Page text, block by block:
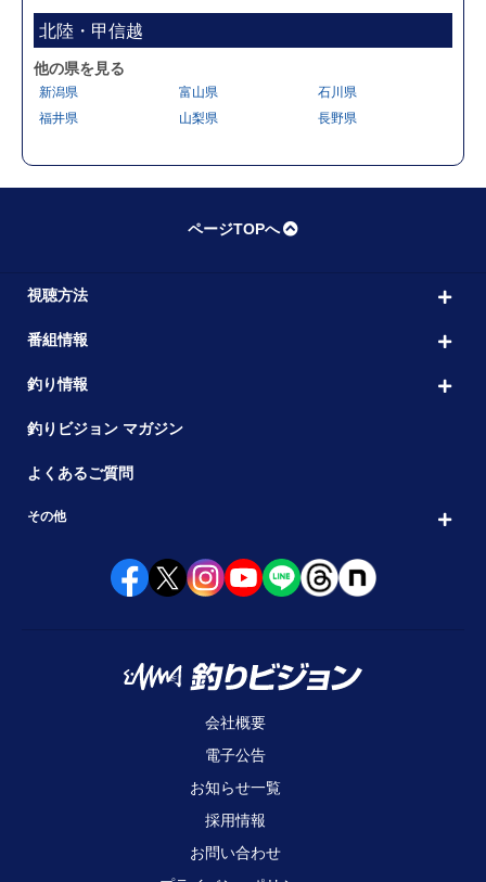
北陸・甲信越
他の県を見る
新潟県 富山県
石川県
福井県
山梨県 長野県
ページTOPへ
視聴方法
番組情報
釣り情報
釣りビジョン マガジン
よくあるご質問
その他
会社概要
電子公告
お知らせ一覧
採用情報
お問い合わせ